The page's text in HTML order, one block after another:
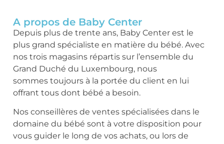
A propos de Baby Center
Depuis plus de trente ans, Baby Center est le
plus grand spécialiste en matière du bébé. Avec
nos trois magasins répartis sur l’ensemble du
Grand Duché du Luxembourg, nous
sommes toujours à la portée du client en lui
offrant tous dont bébé a besoin.
Nos conseillères de ventes spécialisées dans le
domaine du bébé sont à votre disposition pour
vous guider le long de vos achats, ou lors de